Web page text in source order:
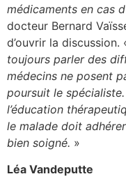
médicaments en cas
docteur Bernard
d’ouvrir la discussion.
toujours parler des
médecins ne posent
poursuit le
l’éducation
le malade doit
bien soigné. »
Léa Vandeputte